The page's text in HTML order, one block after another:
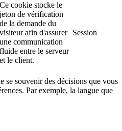
Ce cookie stocke le
jeton de vérification
de la demande du
visiteur afin d'assurer
une communication
fluide entre le serveur
et le client.
Session
se souvenir des décisions que vous
Par exemple, la langue que